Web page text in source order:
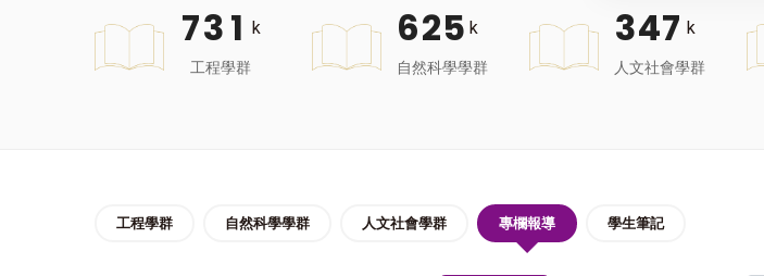
731 k
工程學群
625 k
自然科學學群
347 k
人文社會學群
工程學群 自然科學學群 人文社會學群 專欄報導 學生筆記